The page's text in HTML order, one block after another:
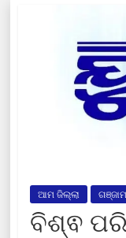
ଆମ ଜିଲ୍ଲା ଗଞ୍ଜାମ
ବିଶ୍ଵ